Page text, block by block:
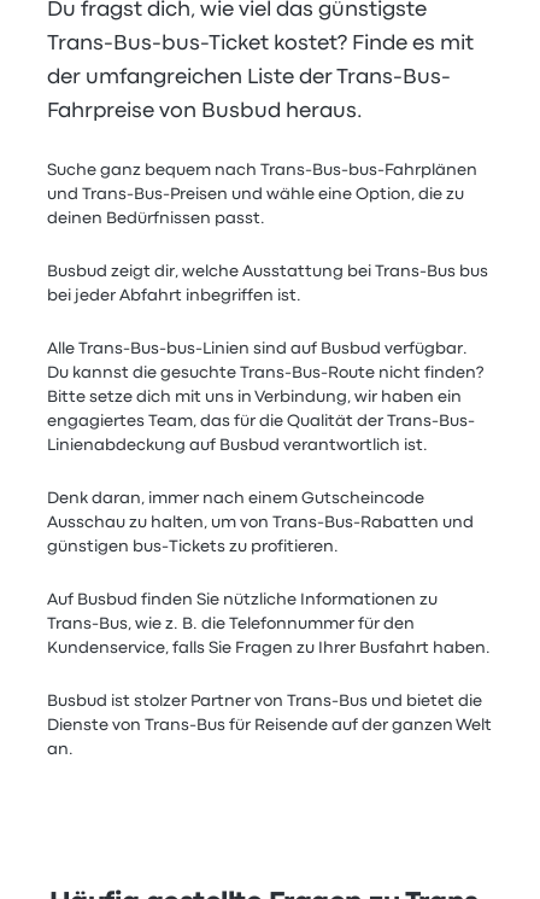
Du fragst dich, wie viel das günstigste
Trans-Bus-bus-Ticket kostet? Finde es mit
der umfangreichen Liste der Trans-Bus-
Fahrpreise von Busbud heraus.
Suche ganz bequem nach Trans-Bus-bus-Fahrplänen
und Trans-Bus-Preisen und wähle eine Option, die zu
deinen Bedürfnissen passt.
Busbud zeigt dir, welche Ausstattung bei Trans-Bus bus
bei jeder Abfahrt inbegriffen ist.
Alle Trans-Bus-bus-Linien sind auf Busbud verfügbar.
Du kannst die gesuchte Trans-Bus-Route nicht finden?
Bitte setze dich mit uns in Verbindung, wir haben ein
engagiertes Team, das für die Qualität der Trans-Bus-
Linienabdeckung auf Busbud verantwortlich ist.
Denk daran, immer nach einem Gutscheincode
Ausschau zu halten, um von Trans-Bus-Rabatten und
günstigen bus-Tickets zu profitieren.
Auf Busbud finden Sie nützliche Informationen zu
Trans-Bus, wie z. B. die Telefonnummer für den
Kundenservice, falls Sie Fragen zu Ihrer Busfahrt haben.
Busbud ist stolzer Partner von Trans-Bus und bietet die
Dienste von Trans-Bus für Reisende auf der ganzen Welt
an.